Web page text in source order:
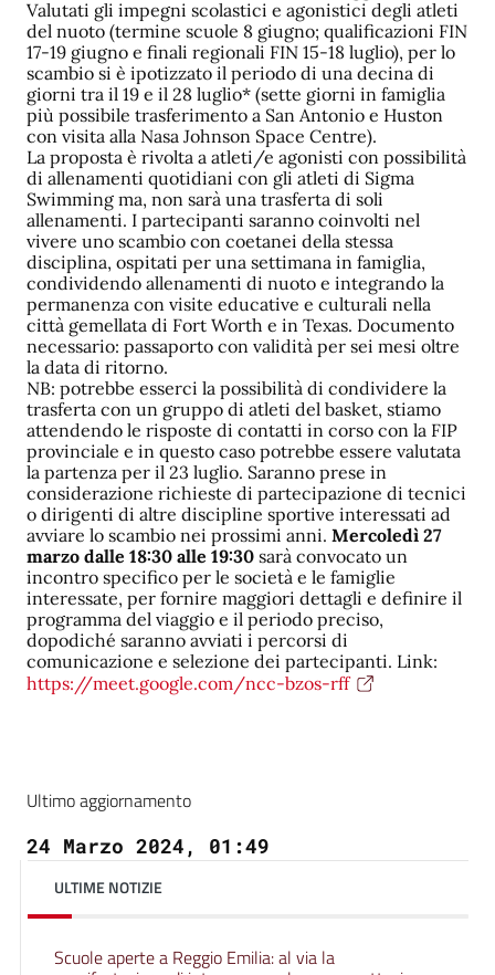
Valutati gli impegni scolastici e agonistici degli atleti
del nuoto (termine scuole 8 giugno; qualificazioni FIN
17-19 giugno e finali regionali FIN 15-18 luglio), per lo
scambio si è ipotizzato il periodo di una decina di
giorni tra il 19 e il 28 luglio* (sette giorni in famiglia
più possibile trasferimento a San Antonio e Huston
con visita alla Nasa Johnson Space Centre).
La proposta è rivolta a atleti/e agonisti con possibilità
di allenamenti quotidiani con gli atleti di Sigma
Swimming ma, non sarà una trasferta di soli
allenamenti. I partecipanti saranno coinvolti nel
vivere uno scambio con coetanei della stessa
disciplina, ospitati per una settimana in famiglia,
condividendo allenamenti di nuoto e integrando la
permanenza con visite educative e culturali nella
città gemellata di Fort Worth e in Texas. Documento
necessario: passaporto con validità per sei mesi oltre
la data di ritorno.
NB: potrebbe esserci la possibilità di condividere la
trasferta con un gruppo di atleti del basket, stiamo
attendendo le risposte di contatti in corso con la FIP
provinciale e in questo caso potrebbe essere valutata
la partenza per il 23 luglio. Saranno prese in
considerazione richieste di partecipazione di tecnici
o dirigenti di altre discipline sportive interessati ad
avviare lo scambio nei prossimi anni. Mercoledì 27
marzo dalle 18:30 alle 19:30 sarà convocato un
incontro specifico per le società e le famiglie
interessate, per fornire maggiori dettagli e definire il
programma del viaggio e il periodo preciso,
dopodiché saranno avviati i percorsi di
comunicazione e selezione dei partecipanti. Link:
https://meet.google.com/ncc-bzos-rff
Ultimo aggiornamento
24 Marzo 2024, 01:49
ULTIME NOTIZIE
Scuole aperte a Reggio Emilia: al via la